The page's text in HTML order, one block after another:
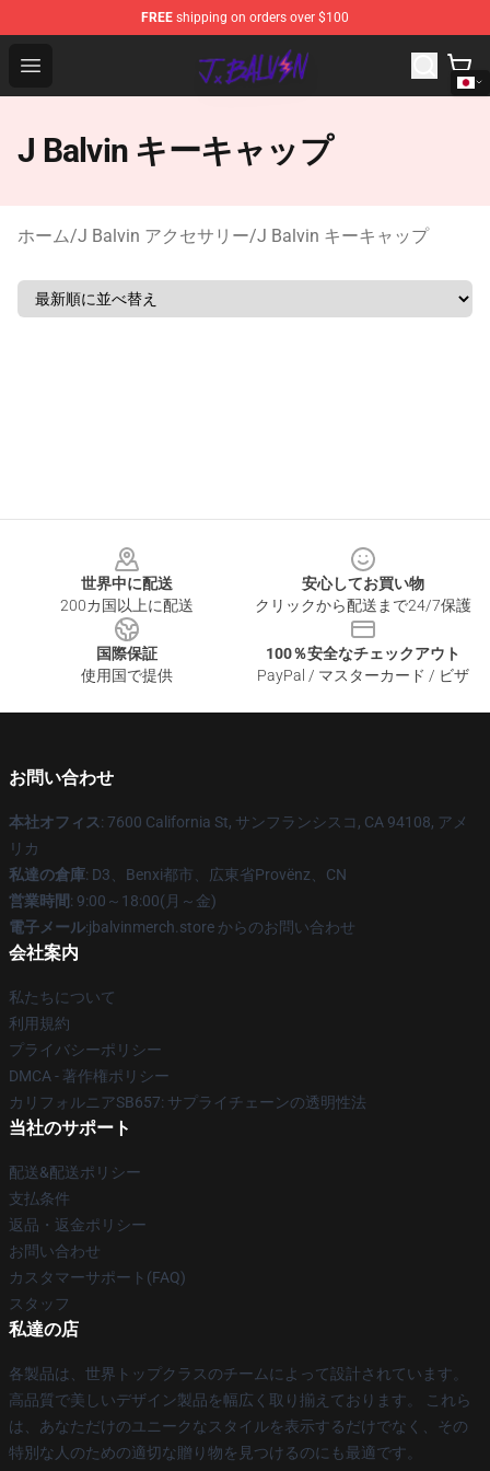
FREE shipping on orders over $100
Open menu
J Balvin Store - Official J Balvin Merchandise Shop
J Balvin キーキャップ
ホーム/J Balvin アクセサリー/J Balvin キーキャップ
世界中に配送
200カ国以上に配送
安心してお買い物
クリックから配送まで24/7保護
国際保証
使用国で提供
100％安全なチェックアウト
PayPal / マスターカード / ビザ
お問い合わせ
本社オフィス: 7600 California St, サンフランシスコ, CA 94108, アメ
リカ
私達の倉庫: D3、Benxi都市、広東省Provënz、CN
営業時間: 9:00～18:00(月～金)
電子メール:jbalvinmerch.store からのお問い合わせ
会社案内
私たちについて
利用規約
プライバシーポリシー
DMCA - 著作権ポリシー
カリフォルニアSB657: サプライチェーンの透明性法
当社のサポート
配送&配送ポリシー
支払条件
返品・返金ポリシー
お問い合わせ
カスタマーサポート(FAQ)
スタッフ
私達の店
各製品は、世界トップクラスのチームによって設計されています。
高品質で美しいデザイン製品を幅広く取り揃えております。 これら
は、あなただけのユニークなスタイルを表示するだけでなく、その
特別な人のための適切な贈り物を見つけるのにも最適です。